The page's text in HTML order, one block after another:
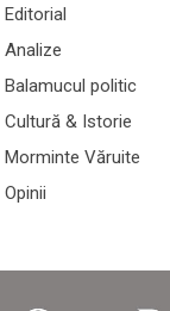
Editorial
Analize
Balamucul politic
Cultură & Istorie
Morminte Văruite
Opinii